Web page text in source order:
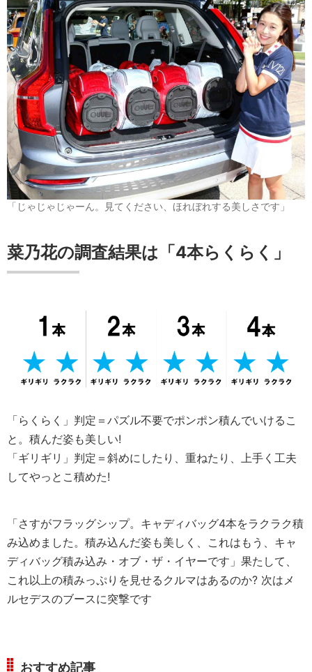
「じゃじゃじゃーん。見てください、ほれぼれする美しさです」
菜乃花の調査結果は「4本らくらく」
「らくらく」判定＝パズル不要でポンポン積んでいけるこ
と。積んだ姿も美しい!
「ギリギリ」判定＝斜めにしたり、重ねたり、上手く工夫
してやっとこ積めた!
「さすがフラッグシップ。キャディバッグ4本をラクラク積
み込めました。積み込んだ姿も美しく、これはもう、キャ
ディバッグ積み込み・オブ・ザ・イヤーです」果たして、
これ以上の積みっぷりを見せるクルマはあるのか? 次はメ
ルセデスのブースに突撃です
おすすめ記事